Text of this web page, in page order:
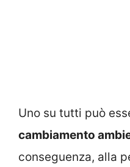
Uno su tutti può
cambiamento
conseguenza, alla